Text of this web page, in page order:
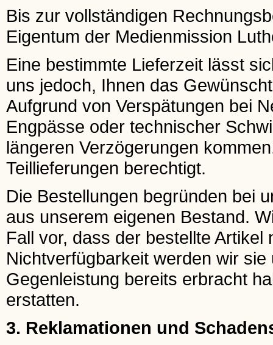
Bis zur vollständigen
Eigentum der Medienmission
Eine bestimmte Lieferzeit lässt
uns jedoch, Ihnen das
Aufgrund von Verspätungen bei
Engpässe oder technischer
längeren Verzögerungen
Teillieferungen berechtigt.
Die Bestellungen begründen bei
aus unserem eigenen Bestand.
Fall vor, dass der bestellte
Nichtverfügbarkeit werden wir
Gegenleistung bereits erbracht
erstatten.
3. Reklamationen und